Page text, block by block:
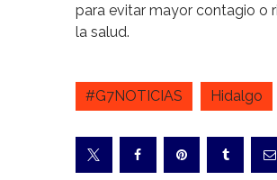
para evitar mayor contagio o
la salud.
#G7NOTICIAS Hidalgo